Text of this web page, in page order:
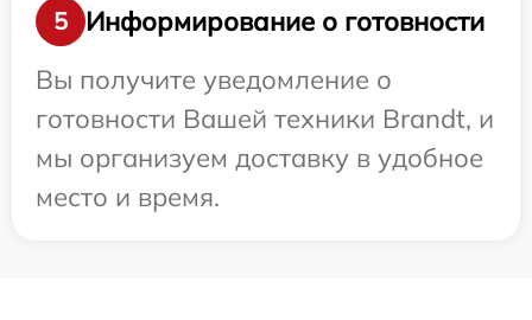
5
Информирование о готовности
Вы получите уведомление о
готовности Вашей техники Brandt, и
мы организуем доставку в удобное
место и время.